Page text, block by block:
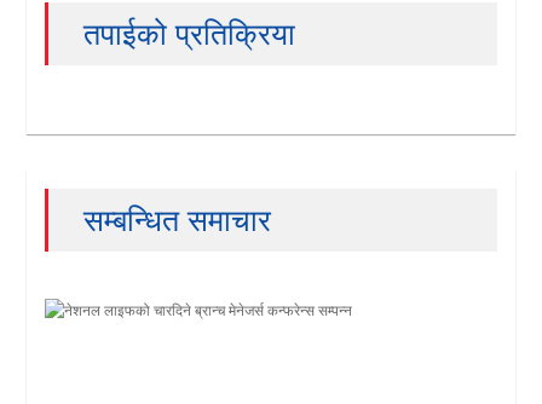
तपाईको प्रतिक्रिया
सम्बन्धित समाचार